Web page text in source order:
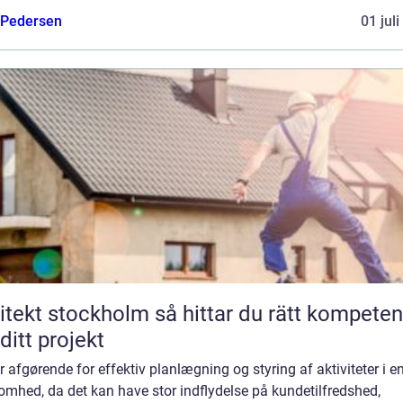
01 juli
så hittar du rätt kompetens
projekt
afgørende for effektiv planlægning og styring af aktiviteter i
da det kan have stor indflydelse på kundetilfredshed,